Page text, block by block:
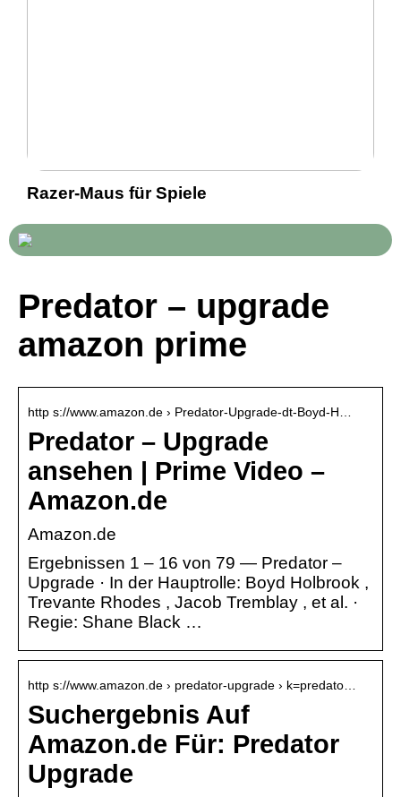
Razer-Maus für Spiele
Predator – upgrade
amazon prime
http s://www.amazon.de › Predator-Upgrade-dt-Boyd-H…
Predator – Upgrade
ansehen | Prime Video –
Amazon.de
Amazon.de
Ergebnissen 1 – 16 von 79 — Predator –
Upgrade · In der Hauptrolle: Boyd Holbrook ,
Trevante Rhodes , Jacob Tremblay , et al. ·
Regie: Shane Black …
http s://www.amazon.de › predator-upgrade › k=predato…
Suchergebnis Auf
Amazon.de Für: Predator
Upgrade